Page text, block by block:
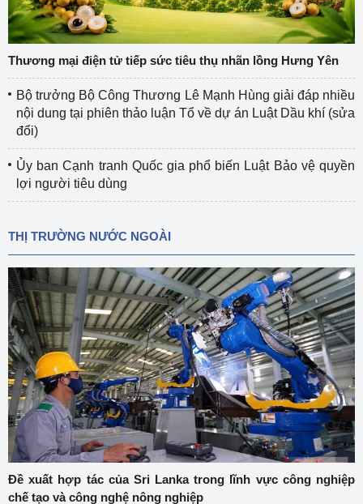
Thương mại điện tử tiếp sức tiêu thụ nhãn lồng Hưng Yên
Bộ trưởng Bộ Công Thương Lê Mạnh Hùng giải đáp nhiều
nội dung tại phiên thảo luận Tổ về dự án Luật Dầu khí (sửa
đổi)
Ủy ban Cạnh tranh Quốc gia phổ biến Luật Bảo vệ quyền
lợi người tiêu dùng
THỊ TRƯỜNG NƯỚC NGOÀI
Đề xuất hợp tác của Sri Lanka trong lĩnh vực công nghiệp
chế tạo và công nghệ nông nghiệp